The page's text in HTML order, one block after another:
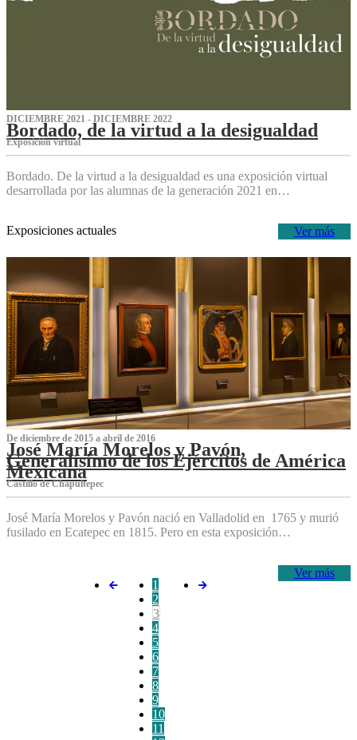
DICIEMBRE 2021 - DICIEMBRE 2022
Bordado, de la virtud a la desigualdad
Exposición virtual‌
Bordado. De la virtud a la desigualdad es una exposición virtual
desarrollada por las alumnas de la generación 2021 en…
Ver más
Exposiciones actuales
De diciembre de 2015 a abril de 2016
José María Morelos y Pavón,
Generalísimo de los Ejércitos de América
Mexicana
C‌astillo de Chapultepec
José María Morelos y Pavón nació en Valladolid en 1765 y murió
fusilado en Ecatepec en 1815. Pero en esta exposición…
Ver más
1
2
3
4
5
6
7
8
9
10
11